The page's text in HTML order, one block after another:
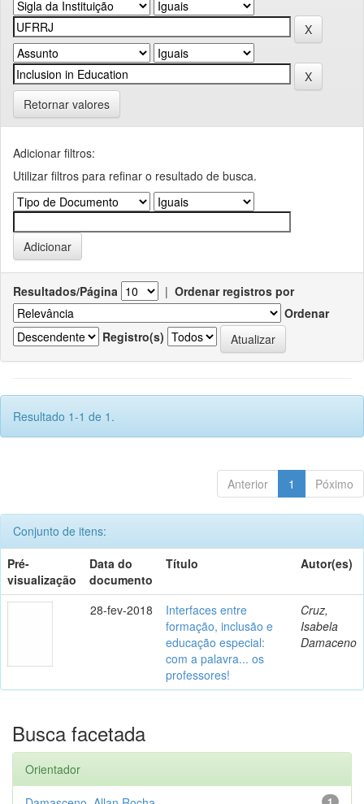
Retornar valores
Adicionar filtros:
Utilizar filtros para refinar o resultado de busca.
Resultados/Página | Ordenar registros por
Ordenar
Registro(s)
Resultado 1-1 de 1.
Anterior 1 Póximo
Conjunto de itens:
Pré-
visualização
Data do
documento
Título Autor(es)
28-fev-2018
Interfaces entre
formação, inclusão e
educação especial:
com a palavra... os
professores!
Cruz,
Isabela
Damaceno
Busca facetada
Orientador